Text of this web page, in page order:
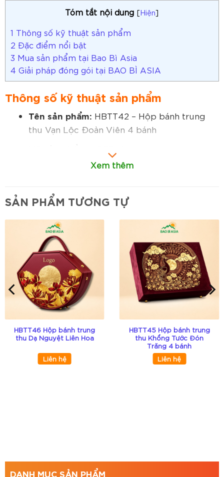
Tóm tắt nội dung [Hiện]
1 Thông số kỹ thuật sản phẩm
2 Đặc điểm nổi bật
3 Mua sản phẩm tại Bao Bì Asia
4 Giải pháp đóng gói tại BAO BÌ ASIA
Thông số kỹ thuật sản phẩm
Tên sản phẩm: HBTT42 – Hộp bánh trung
thu Vạn Lộc Đoàn Viên 4 bánh
Thiết kế phù hợp cho bộ 4 bánh
Chất liệu:Giấy mỹ thuật cao cấp bồi carton
Thiết kế:
Hộp quà trung thu sang trọng với
kiểu dáng hiện đại, dễ trưng bày và biếu
tặng
Trang trí:Họa tiết Vạn Lộc kết hợp các biểu
tượng may mắn và đoàn viên truyền thống
Màu sắc:Tông đỏ và vàng sang trọng, tượng
trưng cho tài lộc và thịnh vượng
In ấn:Hỗ trợ in logo, ép kim, dập nổi và
thông điệp thương hiệu theo yêu cầu
Đặc điểm nổi bật
Xem thêm
SẢN PHẨM TƯƠNG TỰ
HBTT46 Hộp bánh trung
thu Dạ Nguyệt Liên Hoa
Liên hệ
HBTT45 Hộp bánh trung
thu Khổng Tước Đón
Trăng 4 bánh
Liên hệ
DANH MỤC SẢN PHẨM